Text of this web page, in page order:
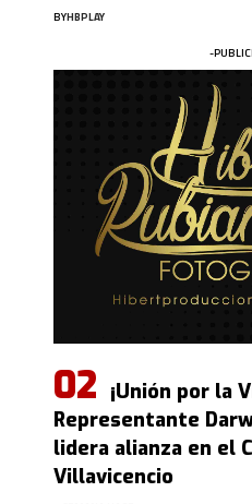
BYHBPLAY
-
¡Unión por la
Representante
lidera alianza en el
Villavicencio